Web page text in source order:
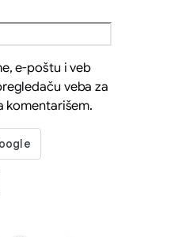
e-poštu i veb
veba za
komentarišem.